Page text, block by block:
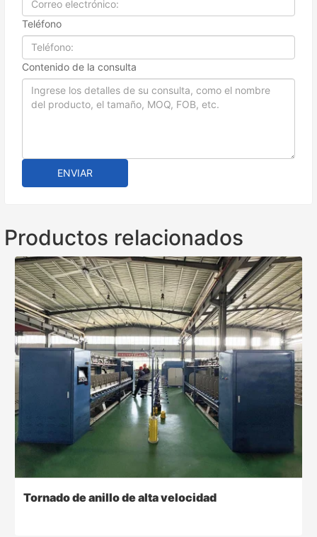
Teléfono
Contenido de la consulta
ENVIAR
Productos relacionados
Tornado de anillo de alta velocidad